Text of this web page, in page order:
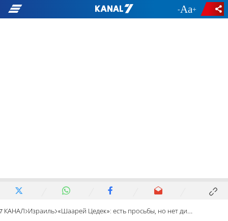
- +
7 КАНАЛ Израиль «Шаарей Цедек»: есть просьбы, но нет дискриминации